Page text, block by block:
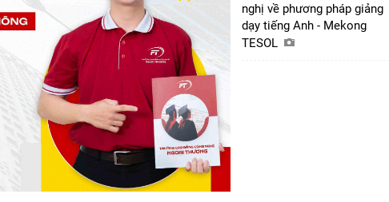
nghị về phương pháp giảng
dạy tiếng Anh - Mekong
TESOL